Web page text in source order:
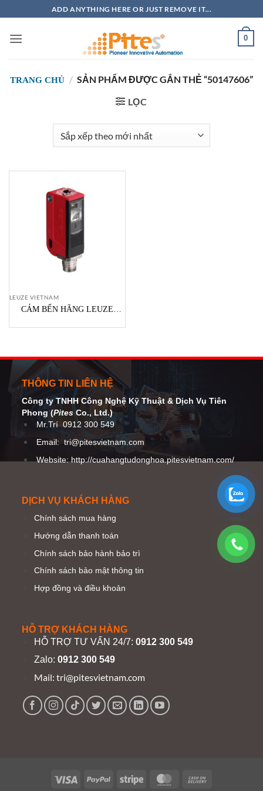
qua
nội
ADD ANYTHING HERE OR JUST REMOVE IT...
0
TRANG CHỦ / SẢN PHẨM ĐƯỢC GẮN THẺ “50147606”
LỌC
LEUZE VIETNAM
CẢM BẾN HÃNG LEUZE
THÔNG TIN LIÊN HỆ
Công ty TNHH Công Nghệ Kỹ Thuật& Dịch Vụ Tiên
Phong (Pites Co., Ltd.)
Mr.Trí 0912 300 549
Email:tri@pitesvietnam.com
Website: http://cuahangtudonghoa.pitesvietnam.com/
DỊCH VỤ KHÁCH HÀNG
Chính sách mua hàng
Hướng dẫn thanh toán
Chính sách bảo hành bảo trì
Chính sách bảo mật thông tin
Hợp đồng và điều khoản
HỖ TRỢ KHÁCH HÀNG
HỖ TRỢ TƯ VẤN 24/7:0912 300 549
Zalo:0912 300 549
Mail:tri@pitesvietnam.com
Visa PayPal Stripe MasterCard